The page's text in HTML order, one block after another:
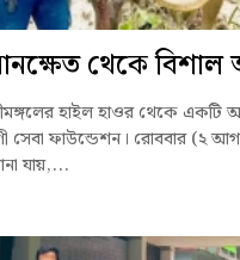
থেকে
হাইল হাওর থেকে একটি
সেবা ফাউন্ডেশন। রোববার (২
যায়,...